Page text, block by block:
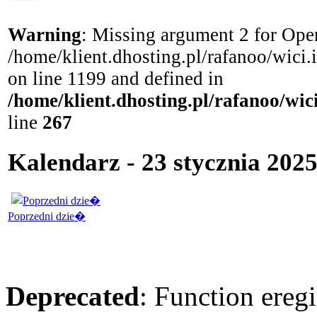
Warning: Missing argument 2 for
/home/klient.dhosting.pl/rafanoo/
on line 1199 and defined in
/home/klient.dhosting.pl/rafanoo/
line 267
Kalendarz - 23 stycznia
Poprzedni dzie�
Deprecated: Function